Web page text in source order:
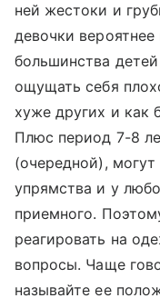
ней жестоки и
девочки вероятнее
большинства
ощущать себя
хуже других и как
Плюс период 7-8
(очередной),
упрямства и у
приемного.
реагировать на
вопросы. Чаще
называйте ее